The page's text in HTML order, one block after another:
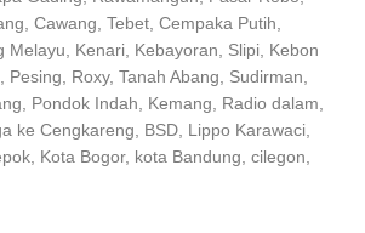
Cawang, Tebet, Cempaka Putih,
Melayu, Kenari, Kebayoran, Slipi, Kebon
Pesing, Roxy, Tanah Abang, Sudirman,
Pondok Indah, Kemang, Radio dalam,
ke Cengkareng, BSD, Lippo Karawaci,
Kota Bogor, kota Bandung, cilegon,